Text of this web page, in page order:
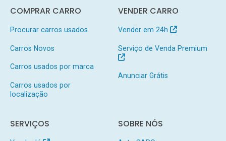
COMPRAR CARRO
Procurar carros usados
Carros Novos
Carros usados por marca
Carros usados por
localização
VENDER CARRO
Vender em 24h
Serviço de Venda Premium
Anunciar Grátis
SERVIÇOS SOBRE NÓS